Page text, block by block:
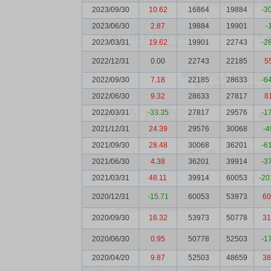
2023/09/30 10.62 16864 19884
-
2023/06/30
2.87 19884 19901
-
2023/03/31
19.62 19901 22743 -
2022/12/31 0.00 22743 22185
2022/09/30 7.18 22185 28633
-
2022/06/30
9.32 28633 27817
2022/03/31
-33.35 27817 29576
-
2021/12/31
24.39 29576 30068
-
2021/09/30
28.48 30068 36201
-
2021/06/30
4.38 36201 39914
-
2021/03/31
48.11 39914 60053 -
2020/12/31 -15.71 60053 53973
2020/09/30 16.32 53973 50778
2020/06/30 0.95 50778 52503 -
2020/04/20 9.87 52503 48659